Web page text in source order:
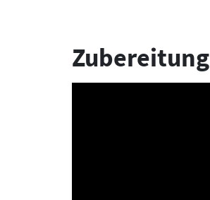
Zubereitung